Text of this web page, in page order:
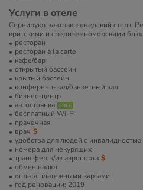
Услуги в отеле
Сервируют завтрак «шведский стол».
критскими и средиземноморскими
ресторан
ресторан a la carte
кафе/бар
открытый бассейн
крытый бассейн
конференц-зал/банкетный зал
бизнес-центр
автостоянка
бесплатный Wi-Fi
прачечная
врач
удобства для людей с инвалидностью
номера для некурящих
трансфер в/из аэропорта
обмен валют
оплата платежными картами
год реновации: 2019